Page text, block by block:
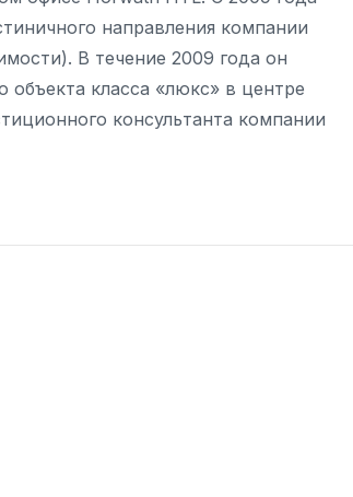
направления компании
В течение 2009 года он
объекта класса «люкс» в центре
консультанта компании